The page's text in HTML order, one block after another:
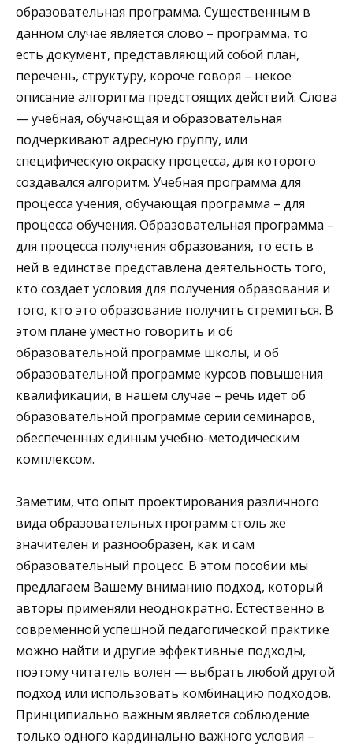
образовательная программа. Существенным в
данном случае является слово – программа, то
есть документ, представляющий собой план,
перечень, структуру, короче говоря – некое
описание алгоритма предстоящих действий. Слова
— учебная, обучающая и образовательная
подчеркивают адресную группу, или
специфическую окраску процесса, для которого
создавался алгоритм. Учебная программа для
процесса учения, обучающая программа – для
процесса обучения. Образовательная программа –
для процесса получения образования, то есть в
ней в единстве представлена деятельность того,
кто создает условия для получения образования и
того, кто это образование получить стремиться. В
этом плане уместно говорить и об
образовательной программе школы, и об
образовательной программе курсов повышения
квалификации, в нашем случае – речь идет об
образовательной программе серии семинаров,
обеспеченных единым учебно-методическим
комплексом.
Заметим, что опыт проектирования различного
вида образовательных программ столь же
значителен и разнообразен, как и сам
образовательный процесс. В этом пособии мы
предлагаем Вашему вниманию подход, который
авторы применяли неоднократно. Естественно в
современной успешной педагогической практике
можно найти и другие эффективные подходы,
поэтому читатель волен — выбрать любой другой
подход или использовать комбинацию подходов.
Принципиально важным является соблюдение
только одного кардинально важного условия –